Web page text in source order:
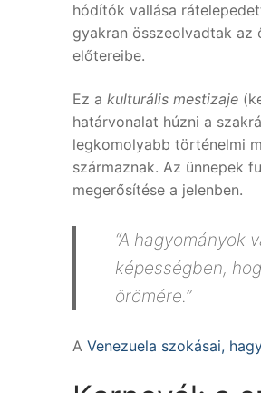
hódítók vallása
gyakran összeolvadtak
előtereibe.
Ez a kulturális mestizaje
határvonalat húzni a
legkomolyabb történelmi
származnak. Az ünnepek
megerősítése a jelenben.
“A hagyományok
képességben,
örömére.”
A Venezuela szokásai,